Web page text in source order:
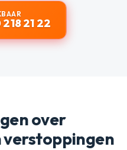
21 22
over
verstoppingen